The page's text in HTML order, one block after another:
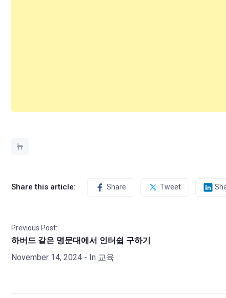
뉴
Share this article: Share Tweet
Previous Post:
하버드 같은 명문대에서 인터쉽 구하기
November 14, 2024 - In 교육